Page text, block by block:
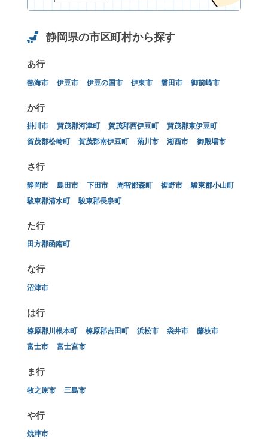
静岡県の市区町村から探す
あ行
熱海市 伊豆市 伊豆の国市 伊東市 磐田市 御前崎市
か行
掛川市 賀茂郡河津町 賀茂郡西伊豆町
賀茂郡東伊豆町
賀茂郡松崎町
賀茂郡南伊豆町 菊川市 湖西市 御殿場市
さ行
静岡市 島田市 下田市 周智郡森町 裾野市
駿東郡小山町
駿東郡清水町
駿東郡長泉町
た行
田方郡函南町
な行
沼津市
は行
榛原郡川根本町 榛原郡吉田町 浜松市 袋井市
藤枝市
富士市
富士宮市
ま行
牧之原市 三島市
や行
焼津市